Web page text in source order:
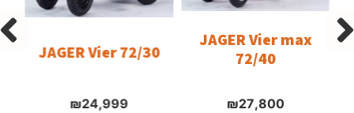
JAGER Vier max
72/40
₪27,800
JAGER Vier 72/30
₪24,999